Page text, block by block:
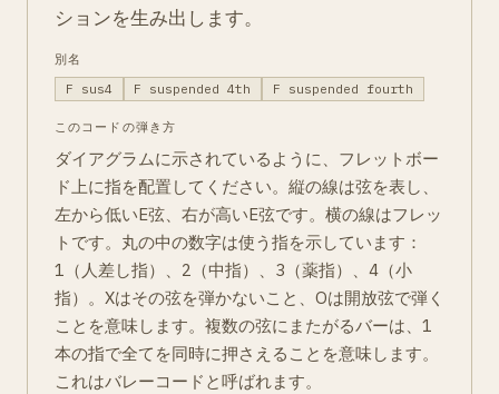
ションを生み出します。
別名
F sus4
F suspended 4th F suspended fourth
このコードの弾き方
ダイアグラムに示されているように、フレットボー
ド上に指を配置してください。縦の線は弦を表し、
左から低いE弦、右が高いE弦です。横の線はフレッ
トです。丸の中の数字は使う指を示しています：
1（人差し指）、2（中指）、3（薬指）、4（小
指）。Xはその弦を弾かないこと、Oは開放弦で弾く
ことを意味します。複数の弦にまたがるバーは、1
本の指で全てを同時に押さえることを意味します。
これはバレーコードと呼ばれます。